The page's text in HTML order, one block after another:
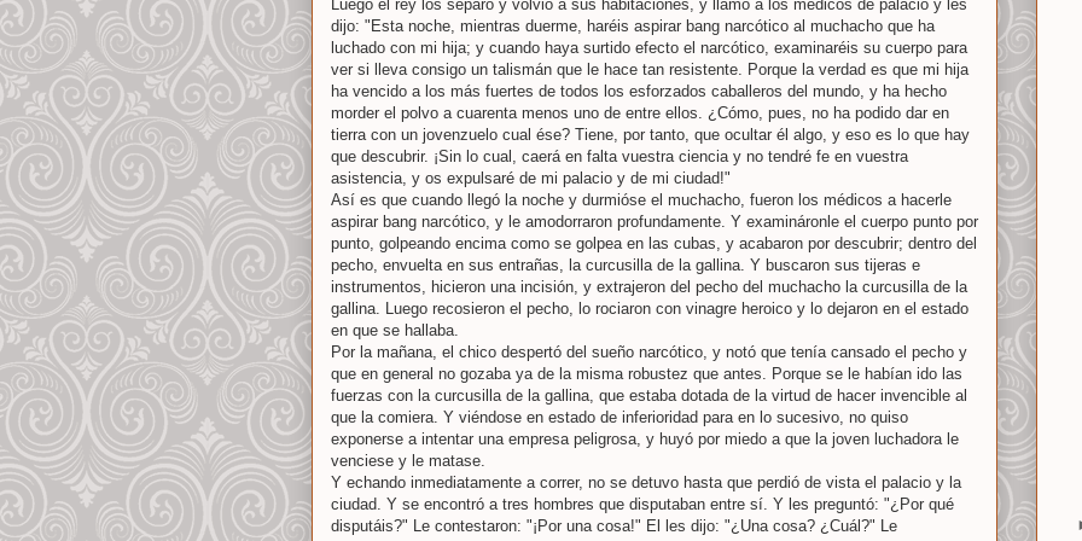
Luego el rey los separó y volvió a sus habitaciones, y llamó a los médicos de palacio y les
dijo: "Esta noche, mientras duerme, haréis aspirar bang narcótico al muchacho que ha
luchado con mi hija; y cuando haya surtido efecto el narcótico, examinaréis su cuerpo para
ver si lleva consigo un talismán que le hace tan resistente. Porque la verdad es que mi hija
ha vencido a los más fuertes de todos los esforzados caballeros del mundo, y ha hecho
morder el polvo a cuarenta menos uno de entre ellos. ¿Cómo, pues, no ha podido dar en
tierra con un jovenzuelo cual ése? Tiene, por tanto, que ocultar él algo, y eso es lo que hay
que descubrir. ¡Sin lo cual, caerá en falta vuestra ciencia y no tendré fe en vuestra
asistencia, y os expulsaré de mi palacio y de mi ciudad!"
Así es que cuando llegó la noche y durmióse el muchacho, fueron los médicos a hacerle
aspirar bang narcótico, y le amodorraron profundamente. Y examináronle el cuerpo punto por
punto, golpeando encima como se golpea en las cubas, y acabaron por descubrir; dentro del
pecho, envuelta en sus entrañas, la curcusilla de la gallina. Y buscaron sus tijeras e
instrumentos, hicieron una incisión, y extrajeron del pecho del muchacho la curcusilla de la
gallina. Luego recosieron el pecho, lo rociaron con vinagre heroico y lo dejaron en el estado
en que se hallaba.
Por la mañana, el chico despertó del sueño narcótico, y notó que tenía cansado el pecho y
que en general no gozaba ya de la misma robustez que antes. Porque se le habían ido las
fuerzas con la curcusilla de la gallina, que estaba dotada de la virtud de hacer invencible al
que la comiera. Y viéndose en estado de inferioridad para en lo sucesivo, no quiso
exponerse a intentar una empresa peligrosa, y huyó por miedo a que la joven luchadora le
venciese y le matase.
Y echando inmediatamente a correr, no se detuvo hasta que perdió de vista el palacio y la
ciudad. Y se encontró a tres hombres que disputaban entre sí. Y les preguntó: "¿Por qué
disputáis?" Le contestaron: "¡Por una cosa!" El les dijo: "¿Una cosa? ¿Cuál?" Le